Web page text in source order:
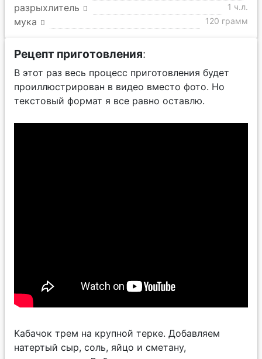
разрыхлитель
1 ч.л.
мука 120 грамм
Рецепт приготовления:
В этот раз весь процесс приготовления будет
проиллюстрирован в видео вместо фото. Но
текстовый формат я все равно оставлю.
Кабачок трем на крупной терке. Добавляем
натертый сыр, соль, яйцо и сметану,